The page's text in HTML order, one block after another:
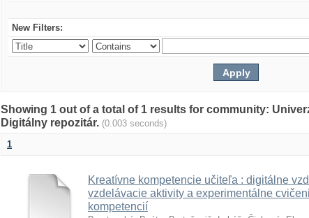
New Filters:
Showing 1 out of a total of 1 results for community:
Digitálny repozitár. (0.003 seconds)
1
Kreatívne kompetencie učiteľa : digitálne
vzdelávacie aktivity a experimentálne
kompetencií